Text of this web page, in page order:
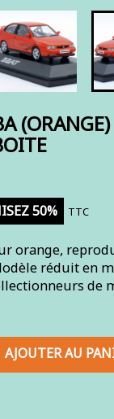
50% TTC
orange,
réduit en
de
AJOUTER AU